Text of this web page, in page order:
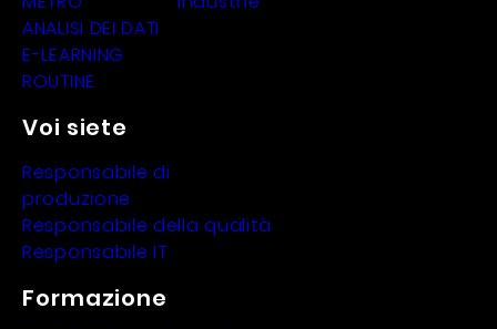
ANALISI DEI DATI
E-LEARNING
ROUTINE
Voi siete
Responsabile di
produzione
Responsabile della qualità
Responsabile IT
Formazione